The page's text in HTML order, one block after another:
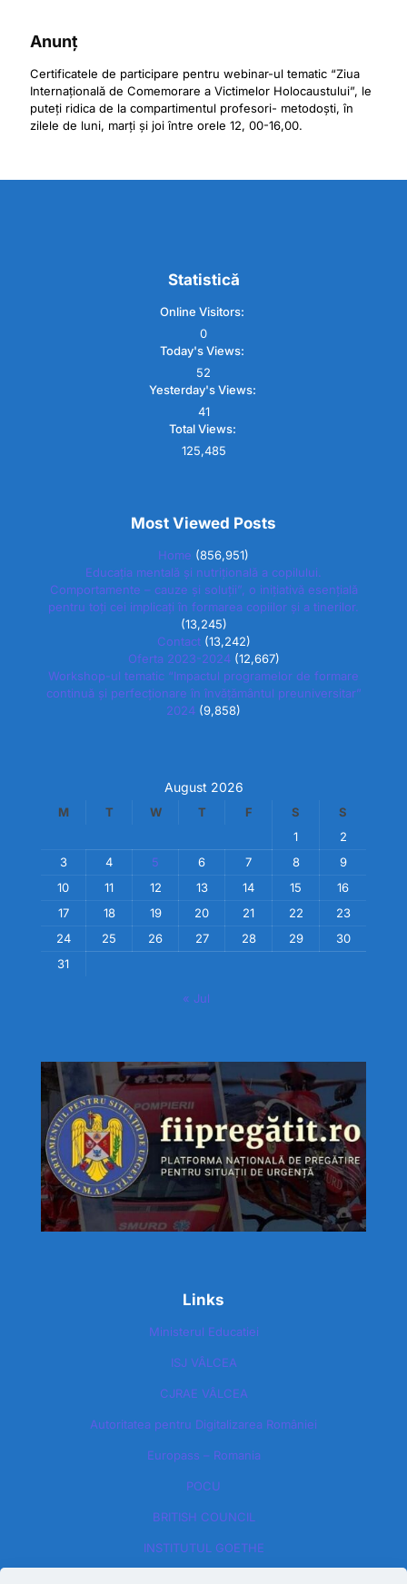
Anunț
Certificatele de participare pentru webinar-ul tematic “Ziua
Internațională de Comemorare a Victimelor Holocaustului”, le
puteți ridica de la compartimentul profesori- metodoști, în
zilele de luni, marți și joi între orele 12, 00-16,00.
Statistică
Online Visitors:
0
Today's Views:
52
Yesterday's Views:
41
Total Views:
125,485
Most Viewed Posts
Home (856,951)
Educația mentală și nutrițională a copilului.
Comportamente – cauze și soluții”, o inițiativă esențială
pentru toți cei implicați în formarea copiilor și a tinerilor.
(13,245)
Contact (13,242)
Oferta 2023-2024 (12,667)
Workshop-ul tematic “Impactul programelor de formare
continuă și perfecționare în învățământul preuniversitar”
2024 (9,858)
August 2026
M T W T F S
S
1
2
3
4 5 6 7 8
9
10
11 12 13 14 15
16
17
18 19 20 21 22
23
24
25 26 27 28 29
30
31
« Jul
Links
Ministerul Educatiei
ISJ VÂLCEA
CJRAE VÂLCEA
Autoritatea pentru Digitalizarea României​
Europass – Romania
POCU
BRITISH COUNCIL
INSTITUTUL GOETHE